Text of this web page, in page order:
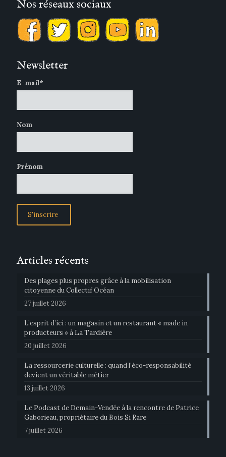
Nos réseaux sociaux
Newsletter
E-mail*
Nom
Prénom
Articles récents
Des plages plus propres grâce à la mobilisation
citoyenne du Collectif Océan
27 juillet 2026
L’esprit d’ici : un magasin et un restaurant « made in
producteurs » à La Tardière
20 juillet 2026
La ressourcerie culturelle : quand l’éco-responsabilité
devient un véritable métier
13 juillet 2026
Le Podcast de Demain-Vendée à la rencontre de Patrice
Gaborieau, propriétaire du Bois Si Rare
7 juillet 2026